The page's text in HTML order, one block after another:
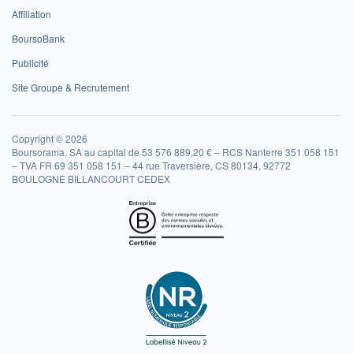
Affiliation
BoursoBank
Publicité
Site Groupe & Recrutement
Copyright © 2026
Boursorama, SA au capital de 53 576 889,20 € – RCS Nanterre 351 058 151
– TVA FR 69 351 058 151 – 44 rue Traversière, CS 80134, 92772
BOULOGNE BILLANCOURT CEDEX